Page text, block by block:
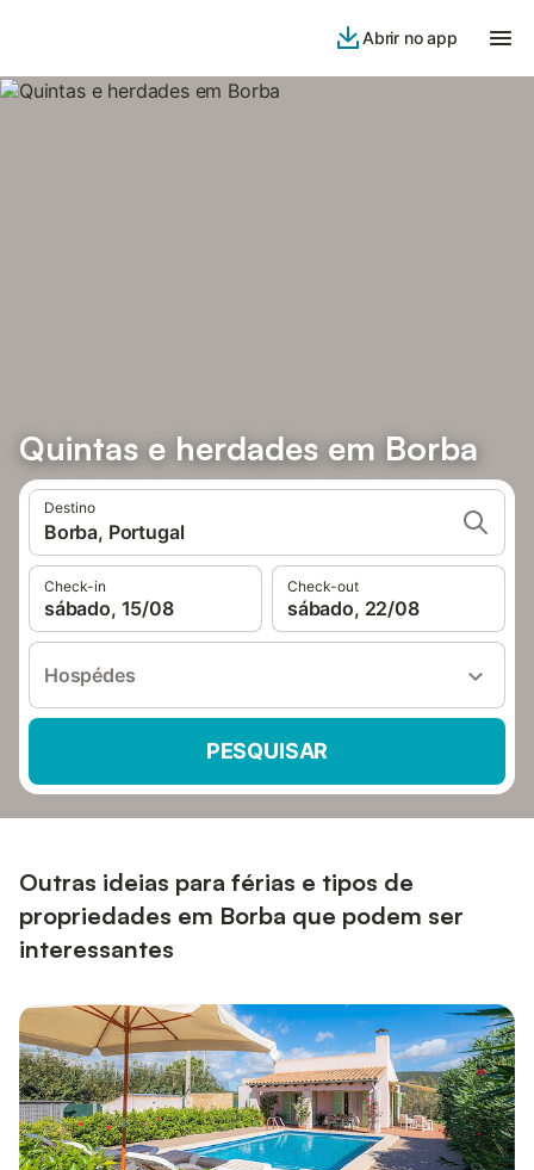
Abrir no app
Quintas e herdades em Borba
Destino
Borba, Portugal
Check-in
sábado, 15/08
Check-out
sábado, 22/08
Hospédes
PESQUISAR
Outras ideias para férias e tipos de
propriedades em Borba que podem ser
interessantes